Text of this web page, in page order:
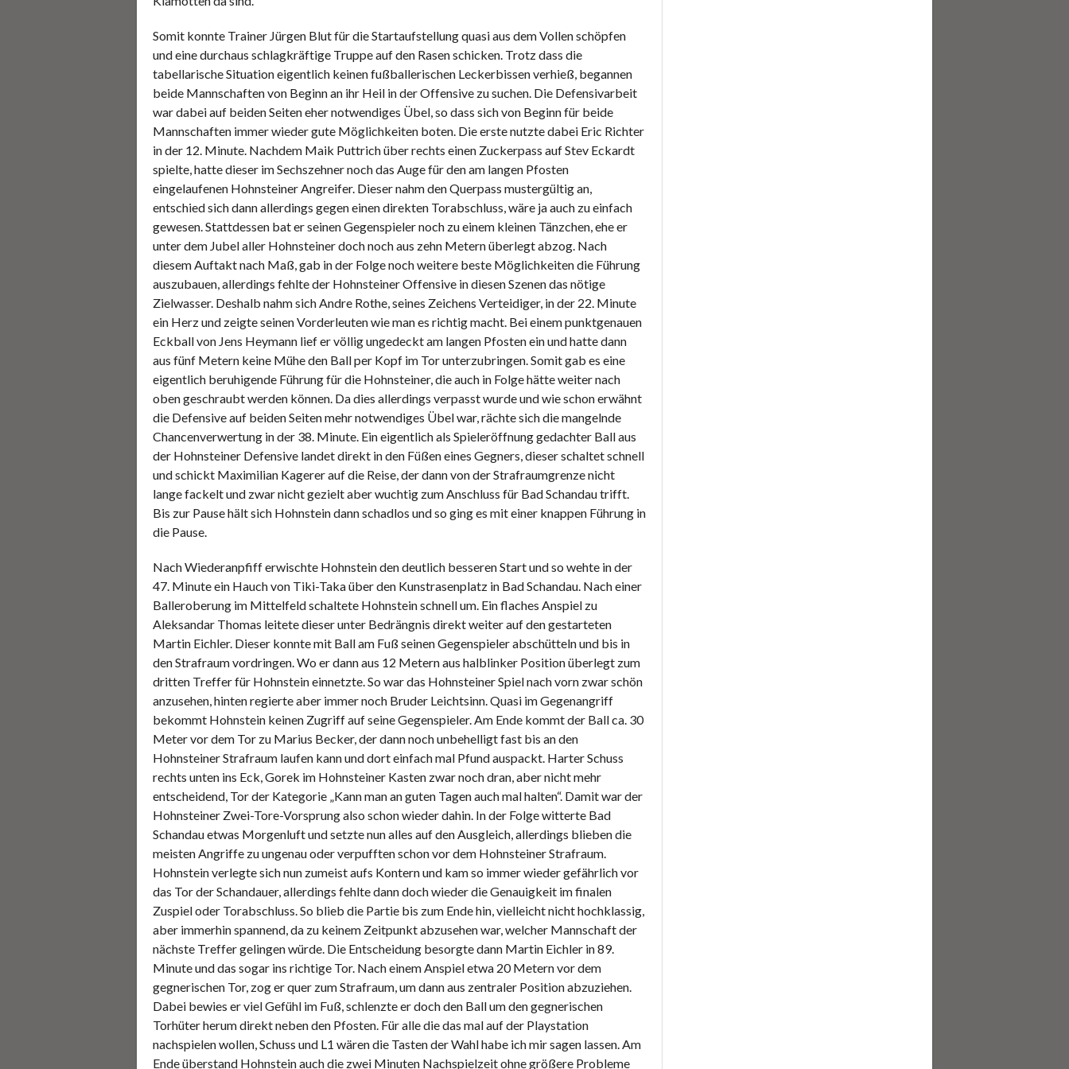
Somit konnte Trainer Jürgen Blut für die Startaufstellung quasi aus dem Vollen schöpfen
und eine durchaus schlagkräftige Truppe auf den Rasen schicken. Trotz dass die
tabellarische Situation eigentlich keinen fußballerischen Leckerbissen verhieß, begannen
beide Mannschaften von Beginn an ihr Heil in der Offensive zu suchen. Die Defensivarbeit
war dabei auf beiden Seiten eher notwendiges Übel, so dass sich von Beginn für beide
Mannschaften immer wieder gute Möglichkeiten boten. Die erste nutzte dabei Eric Richter
in der 12. Minute. Nachdem Maik Puttrich über rechts einen Zuckerpass auf Stev Eckardt
spielte, hatte dieser im Sechszehner noch das Auge für den am langen Pfosten
eingelaufenen Hohnsteiner Angreifer. Dieser nahm den Querpass mustergültig an,
entschied sich dann allerdings gegen einen direkten Torabschluss, wäre ja auch zu einfach
gewesen. Stattdessen bat er seinen Gegenspieler noch zu einem kleinen Tänzchen, ehe er
unter dem Jubel aller Hohnsteiner doch noch aus zehn Metern überlegt abzog. Nach
diesem Auftakt nach Maß, gab in der Folge noch weitere beste Möglichkeiten die Führung
auszubauen, allerdings fehlte der Hohnsteiner Offensive in diesen Szenen das nötige
Zielwasser. Deshalb nahm sich Andre Rothe, seines Zeichens Verteidiger, in der 22. Minute
ein Herz und zeigte seinen Vorderleuten wie man es richtig macht. Bei einem punktgenauen
Eckball von Jens Heymann lief er völlig ungedeckt am langen Pfosten ein und hatte dann
aus fünf Metern keine Mühe den Ball per Kopf im Tor unterzubringen. Somit gab es eine
eigentlich beruhigende Führung für die Hohnsteiner, die auch in Folge hätte weiter nach
oben geschraubt werden können. Da dies allerdings verpasst wurde und wie schon erwähnt
die Defensive auf beiden Seiten mehr notwendiges Übel war, rächte sich die mangelnde
Chancenverwertung in der 38. Minute. Ein eigentlich als Spieleröffnung gedachter Ball aus
der Hohnsteiner Defensive landet direkt in den Füßen eines Gegners, dieser schaltet schnell
und schickt Maximilian Kagerer auf die Reise, der dann von der Strafraumgrenze nicht
lange fackelt und zwar nicht gezielt aber wuchtig zum Anschluss für Bad Schandau trifft.
Bis zur Pause hält sich Hohnstein dann schadlos und so ging es mit einer knappen Führung in
die Pause.
Nach Wiederanpfiff erwischte Hohnstein den deutlich besseren Start und so wehte in der
47. Minute ein Hauch von Tiki-Taka über den Kunstrasenplatz in Bad Schandau. Nach einer
Balleroberung im Mittelfeld schaltete Hohnstein schnell um. Ein flaches Anspiel zu
Aleksandar Thomas leitete dieser unter Bedrängnis direkt weiter auf den gestarteten
Martin Eichler. Dieser konnte mit Ball am Fuß seinen Gegenspieler abschütteln und bis in
den Strafraum vordringen. Wo er dann aus 12 Metern aus halblinker Position überlegt zum
dritten Treffer für Hohnstein einnetzte. So war das Hohnsteiner Spiel nach vorn zwar schön
anzusehen, hinten regierte aber immer noch Bruder Leichtsinn. Quasi im Gegenangriff
bekommt Hohnstein keinen Zugriff auf seine Gegenspieler. Am Ende kommt der Ball ca. 30
Meter vor dem Tor zu Marius Becker, der dann noch unbehelligt fast bis an den
Hohnsteiner Strafraum laufen kann und dort einfach mal Pfund auspackt. Harter Schuss
rechts unten ins Eck, Gorek im Hohnsteiner Kasten zwar noch dran, aber nicht mehr
entscheidend, Tor der Kategorie „Kann man an guten Tagen auch mal halten“. Damit war der
Hohnsteiner Zwei-Tore-Vorsprung also schon wieder dahin. In der Folge witterte Bad
Schandau etwas Morgenluft und setzte nun alles auf den Ausgleich, allerdings blieben die
meisten Angriffe zu ungenau oder verpufften schon vor dem Hohnsteiner Strafraum.
Hohnstein verlegte sich nun zumeist aufs Kontern und kam so immer wieder gefährlich vor
das Tor der Schandauer, allerdings fehlte dann doch wieder die Genauigkeit im finalen
Zuspiel oder Torabschluss. So blieb die Partie bis zum Ende hin, vielleicht nicht hochklassig,
aber immerhin spannend, da zu keinem Zeitpunkt abzusehen war, welcher Mannschaft der
nächste Treffer gelingen würde. Die Entscheidung besorgte dann Martin Eichler in 89.
Minute und das sogar ins richtige Tor. Nach einem Anspiel etwa 20 Metern vor dem
gegnerischen Tor, zog er quer zum Strafraum, um dann aus zentraler Position abzuziehen.
Dabei bewies er viel Gefühl im Fuß, schlenzte er doch den Ball um den gegnerischen
Torhüter herum direkt neben den Pfosten. Für alle die das mal auf der Playstation
nachspielen wollen, Schuss und L1 wären die Tasten der Wahl habe ich mir sagen lassen. Am
Ende überstand Hohnstein auch die zwei Minuten Nachspielzeit ohne größere Probleme